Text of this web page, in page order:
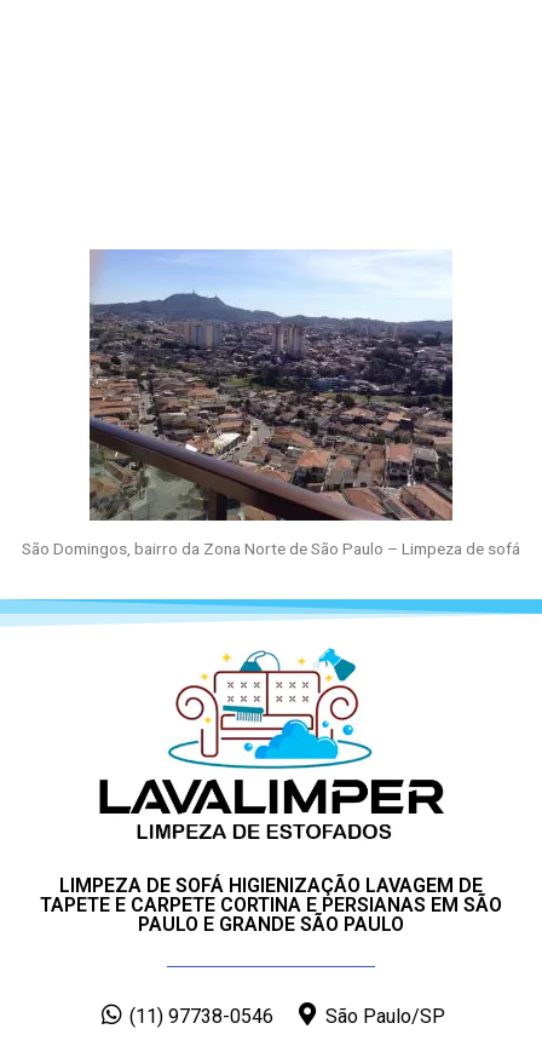
São Domingos, bairro da Zona Norte de São Paulo – Limpeza de sofá
LIMPEZA DE SOFÁ HIGIENIZAÇÃO LAVAGEM DE
TAPETE E CARPETE CORTINA E PERSIANAS EM SÃO
PAULO E GRANDE SÃO PAULO
(11) 97738-0546 São Paulo/SP